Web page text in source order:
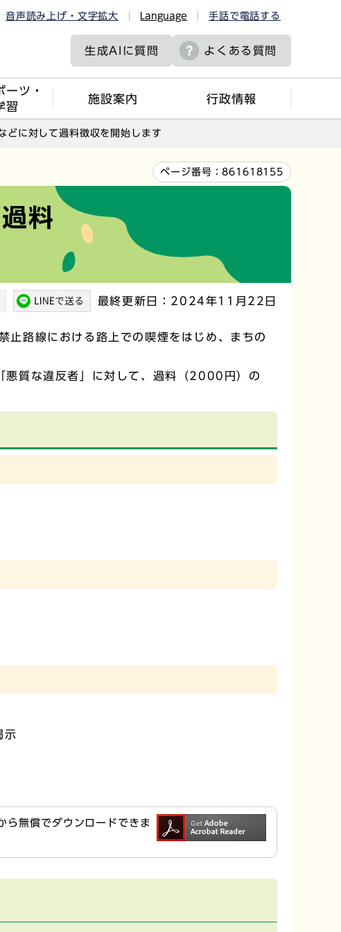
音声読み上げ・文字拡大 Language 手話で電話する
生成AIに質問 よくある質問
ーツ・
習
施設案内 行政情報
どに対して過料徴収を開始します
ページ番号：861618155
料
最終更新日：2024年11月22日
止路線における路上での喫煙をはじめ、まちの
質な違反者」に対して、過料（2000円）の
示
無償でダウンロードできま